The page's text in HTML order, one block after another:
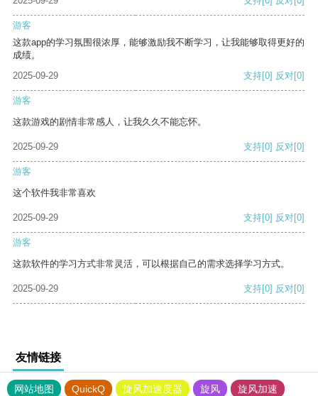
游客
这款app的学习氛围很浓厚，能够激励我不断学习，让我能够取得更好的
成绩。
2025-09-29
支持[0] 反对[0]
游客
这款游戏的剧情非常感人，让我久久不能忘怀。
2025-09-29 支持[0] 反对[0]
游客
这个软件我非常喜欢
2025-09-29 支持[0] 反对[0]
游客
这款软件的学习方式非常灵活，可以根据自己的需求选择学习方式。
2025-09-29 支持[0] 反对[0]
友情链接
网站地图 QuickQ 旋风加速度器 旋风 旋风加速